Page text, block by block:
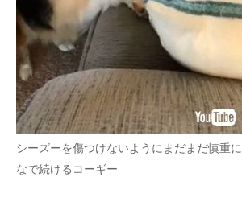
シーズーを傷つけないようにまだまだ慎重に
なで続けるコーギー